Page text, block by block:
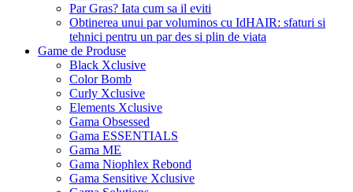
Par Gras? Iata cum sa il eviti
Obtinerea unui par voluminos cu IdHAIR: sfaturi si
tehnici pentru un par des si plin de viata
Game de Produse
Black Xclusive
Color Bomb
Curly Xclusive
Elements Xclusive
Gama Obsessed
Gama ESSENTIALS
Gama ME
Gama Niophlex Rebond
Gama Sensitive Xclusive